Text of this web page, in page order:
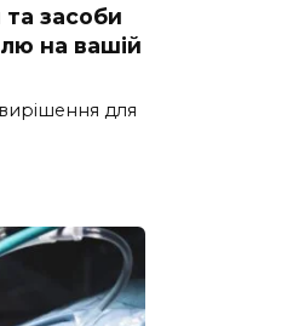
засоби
на вашій
для